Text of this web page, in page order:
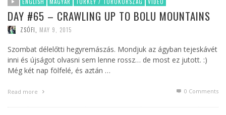
DAY #65 – CRAWLING UP TO BOLU MOUNTAINS
ZSÓFI MAY 9, 2015
Szombat délelőtti hegyremászás. Mondjuk az ágyban tejeskávét
inni és újságot olvasni sem lenne rossz… de most ez jutott. :)
Még két nap fölfelé, és aztán …
Read more 0 Comments